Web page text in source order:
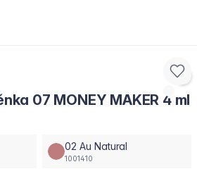
07 MONEY MAKER 4 ml
02 Au Natural
1001410